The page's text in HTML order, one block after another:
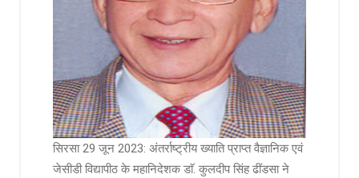
सिरसा 29 जून 2023: अंतर्राष्ट्रीय ख्याति प्राप्त वैज्ञानिक एवं
जेसीडी विद्यापीठ के महानिदेशक डाॅ. कुलदीप सिंह ढींडसा ने